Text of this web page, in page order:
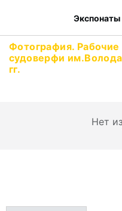
Экспонаты
Фотография.
судоверфи
гг.
Нет